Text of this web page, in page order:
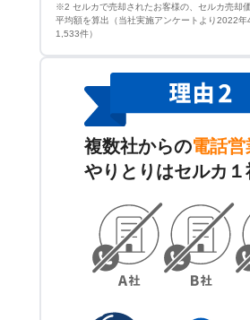
※2 セルカで売却されたお客様の、セルカ売却
平均額を算出（当社実施アンケートより2022
1,533件）
複数社からの電話営
やりとりはセルカ１